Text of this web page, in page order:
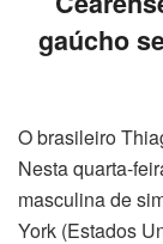
gaúcho
O brasileiro
Nesta quarta-
masculina de
York (Estados